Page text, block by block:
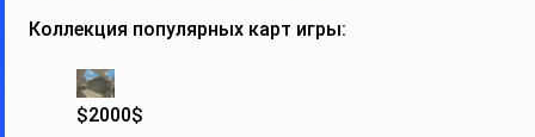
Коллекция популярных карт игры:
$2000$